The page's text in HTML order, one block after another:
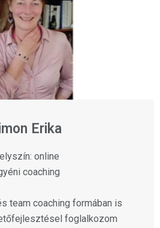
Erika
online
coaching
team coaching formában is
foglalkozom